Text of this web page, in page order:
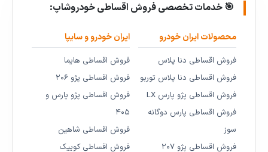
🎯 خدمات تخصصی فروش اقساطی خودروشاپ:
محصولات ایران خودرو
فروش اقساطی دنا پلاس
فروش اقساطی دنا پلاس توربو
فروش اقساطی پژو پارس LX
فروش اقساطی پارس دوگانه
سوز
فروش اقساطی پژو ۲۰۷
ایران خودرو و سایپا
فروش اقساطی هایما
فروش اقساطی پژو ۲۰۶
فروش اقساطی پژو پارس و
۴۰۵
فروش اقساطی شاهین
فروش اقساطی کوییک